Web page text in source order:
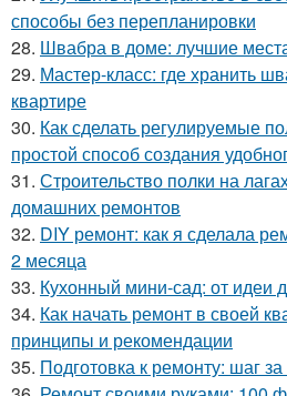
способы без перепланировки
28. Швабра в доме: лучшие
29. Мастер-класс: где хранить
квартире
30. Как сделать регулируемые
простой способ создания
31. Строительство полки на
домашних ремонтов
32. DIY ремонт: как я сделала
2 месяца
33. Кухонный мини-сад: от идеи
34. Как начать ремонт в своей
принципы и рекомендации
35. Подготовка к ремонту: шаг